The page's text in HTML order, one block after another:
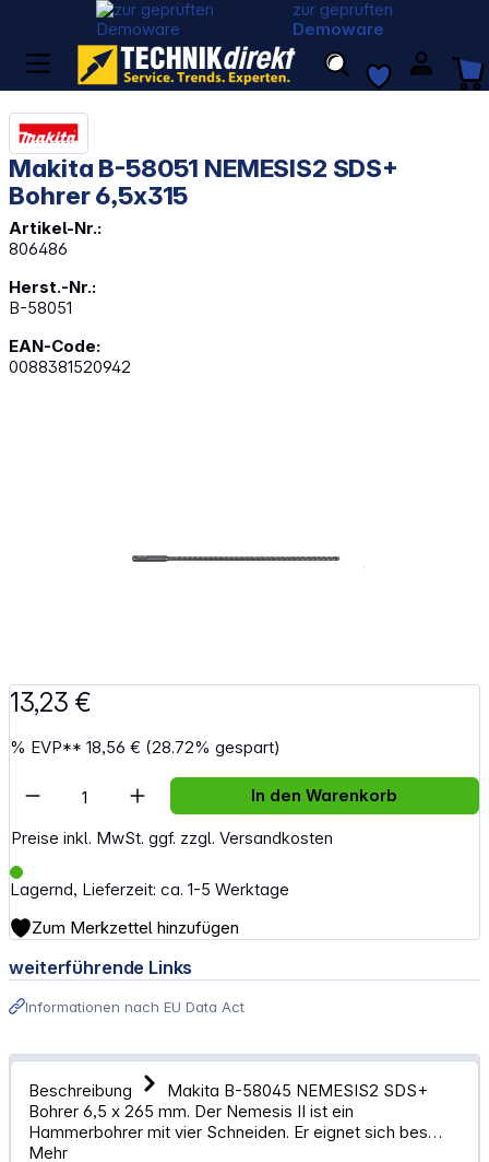
zur geprüften
Demoware
Makita B-58051 NEMESIS2 SDS+
Bohrer 6,5x315
Artikel-Nr.:
806486
Herst.-Nr.:
B-58051
EAN-Code:
0088381520942
13,23 €
% EVP**18,56 € (28.72% gespart)
Preise inkl. MwSt. ggf. zzgl. Versandkosten
Lagernd, Lieferzeit: ca. 1-5 Werktage
Artikel Anzahl: Gib den gewünschten
In den Warenkorb
Zum Merkzettel hinzufügen
weiterführende Links
Informationen nach EU Data Act
Beschreibung
Makita B-58045 NEMESIS2 SDS+
Bohrer 6,5 x 265 mm. Der Nemesis II ist ein
Hammerbohrer mit vier Schneiden. Er eignet sich bes…
Mehr